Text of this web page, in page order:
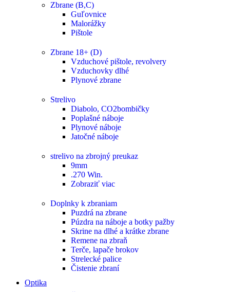
Zbrane (B,C)
Guľovnice
Malorážky
Pištole
Zbrane 18+ (D)
Vzduchové pištole, revolvery
Vzduchovky dlhé
Plynové zbrane
Strelivo
Diabolo, CO2bombičky
Poplašné náboje
Plynové náboje
Jatočné náboje
strelivo na zbrojný preukaz
9mm
.270 Win.
Zobraziť viac
Doplnky k zbraniam
Puzdrá na zbrane
Púzdra na náboje a botky pažby
Skrine na dlhé a krátke zbrane
Remene na zbraň
Terče, lapače brokov
Strelecké palice
Čistenie zbraní
Optika